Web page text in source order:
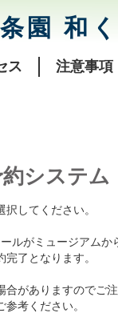
園 和く
ス 注意事項
システム
してください。
ルがミュージアムか
了となります。
がありますのでご注
参考ください。